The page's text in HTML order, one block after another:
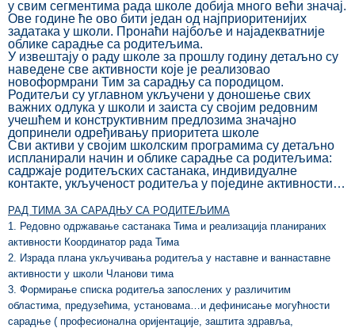
у свим сегментима рада школе добија много већи значај.
Ове године ће ово бити један од најприоритенијих
задатака у школи. Пронаћи најбоље и најадекватније
облике сарадње са родитељима.
У извештају о раду школе за прошлу годину детаљно су
наведене све активности које је реализовао
новоформрани Тим за сарадњу са породицом.
Родитељи су углавном укључени у доношење свих
важних одлука у школи и заиста су својим редовним
учешћем и конструктивним предлозима значајно
допринели одређивању приоритета школе
Сви активи у својим школским програмима су детаљно
испланирали начин и облике сарадње са родитељима:
садржаје родитељских састанака, индивидуалне
контакте, укљученост родитеља у поједине активности…
РАД ТИМА ЗА САРАДЊУ СА РОДИТЕЉИМА
1. Редовно одржавање састанака Тима и реализација планираних
активности Координатор рада Тима
2. Израда плана укључивања родитеља у наставне и ваннаставне
активности у школи Чланови тима
3. Формирање списка родитеља запослених у различитим
областима, предузећима, установама…и дефинисање могућности
сарадње ( професионална оријентације, заштита здравља,